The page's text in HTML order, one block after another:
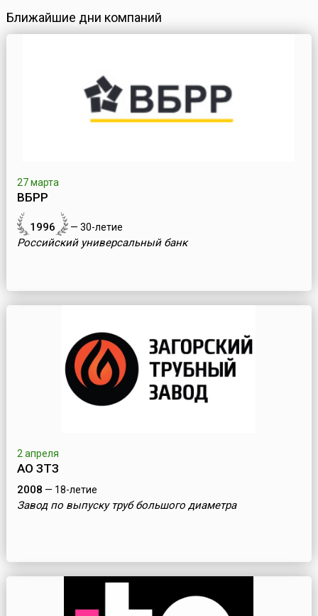
Ближайшие дни компаний
27 марта
ВБРР
1996 — 30-летие
Российский универсальный банк
2 апреля
АО ЗТЗ
2008 — 18-летие
Завод по выпуску труб большого диаметра